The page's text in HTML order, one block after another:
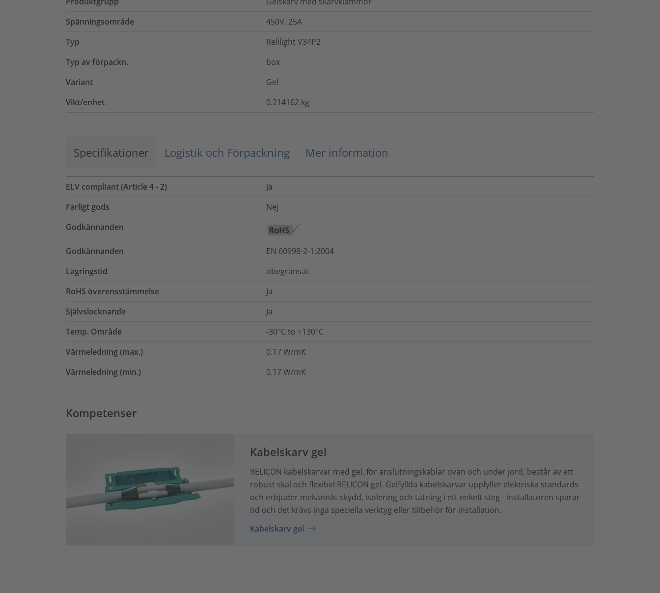
Spänningsområde
450V, 25A
Typ
Relilight V34P2
Typ av förpackn.
box
Variant
Gel
Vikt/enhet
0.214162 kg
Specifikationer Logistik och Förpackning Mer information
ELV compliant (Article 4 - 2)
Ja
Farligt gods
Nej
Godkännanden
Godkännanden
EN 60998-2-1:2004
Lagringstid
obegränsat
RoHS överensstämmelse
Ja
Självslocknande
Ja
Temp. Område
-30°C to +130°C
Värmeledning (max.)
0.17W/mK
Värmeledning (min.)
0.17W/mK
Kompetenser
Kabelskarv gel
RELICON kabelskarvar med gel, för anslutningskablar ovan och under jord, består av ett
robust skal och flexibel RELICON gel. Gelfyllda kabelskarvar uppfyller elektriska standards
och erbjuder mekaniskt skydd, isolering och tätning i ett enkelt steg - installatören sparar
tid och det krävs inga speciella verktyg eller tillbehör för installation.
Kabelskarv gel